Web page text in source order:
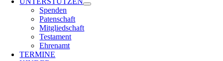
Spenden
Patenschaft
Mitgliedschaft
Testament
Ehrenamt
TERMINE